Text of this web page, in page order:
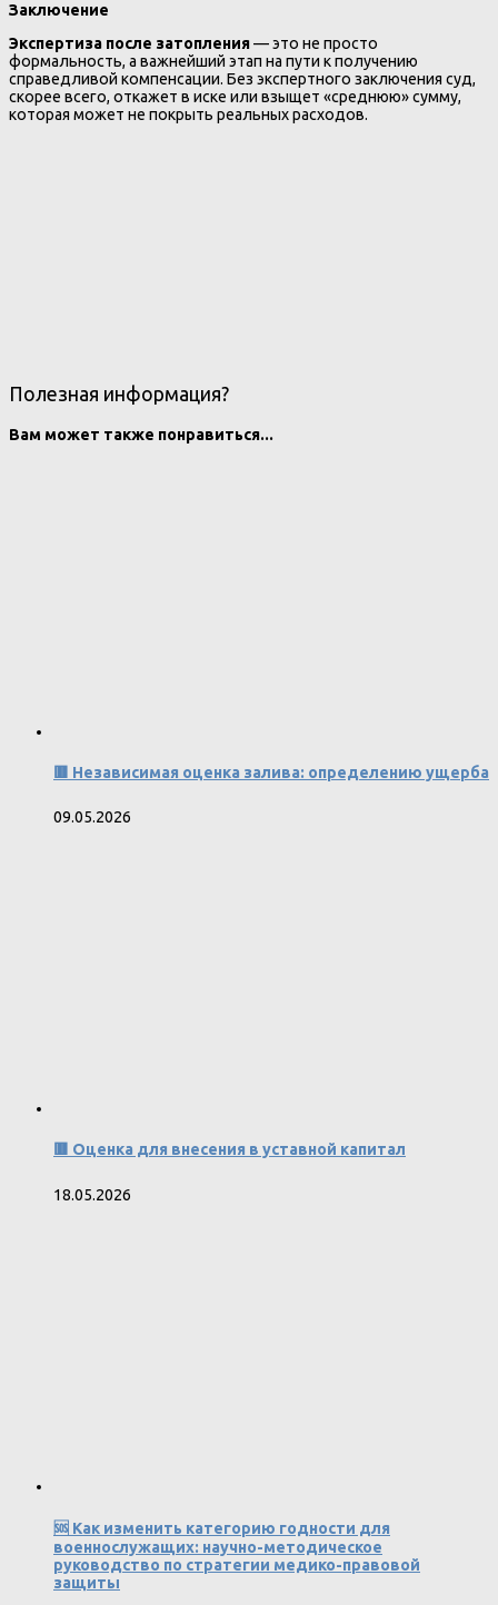
Заключение
Экспертиза после затопления— это не просто
формальность, а важнейший этап на пути к получению
справедливой компенсации. Без экспертного заключения суд,
скорее всего, откажет в иске или взыщет «среднюю» сумму,
которая может не покрыть реальных расходов.
Полезная информация?
Вам может также понравиться...
🟥 Независимая оценка залива: определению ущерба
09.05.2026
🟥 Оценка для внесения в уставной капитал
18.05.2026
🆘 Как изменить категорию годности для
военнослужащих: научно-методическое
руководство по стратегии медико-правовой
защиты